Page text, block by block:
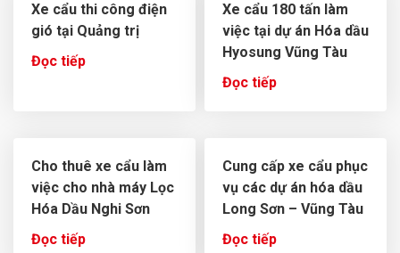
Xe cẩu thi công điện
gió tại Quảng trị
Đọc tiếp
Xe cẩu 180 tấn làm
việc tại dự án Hóa dầu
Hyosung Vũng Tàu
Đọc tiếp
Cho thuê xe cẩu làm
việc cho nhà máy Lọc
Hóa Dầu Nghi Sơn
Đọc tiếp
Cung cấp xe cẩu phục
vụ các dự án hóa dầu
Long Sơn – Vũng Tàu
Đọc tiếp